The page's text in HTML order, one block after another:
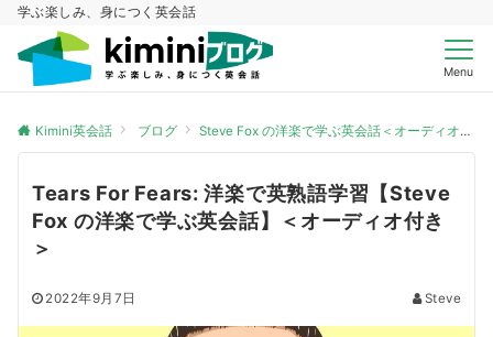
学ぶ楽しみ、身につく英会話
Menu
Kimini英会話 ブログ Steve Fox の洋楽で学ぶ英会話＜オーディオ付き＞
Tears For Fears: 洋楽で英熟語学習【Steve
Fox の洋楽で学ぶ英会話】＜オーディオ付き
＞
2022年9月7日 Steve